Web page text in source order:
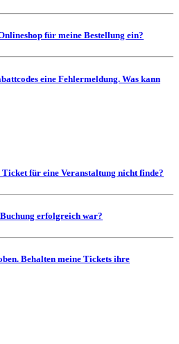
für meine Bestellung ein?
eine Fehlermeldung. Was kann
für eine Veranstaltung nicht finde?
erfolgreich war?
Behalten meine Tickets ihre